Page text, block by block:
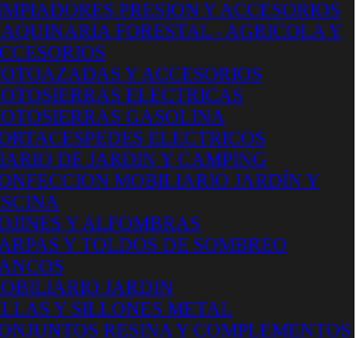
PRESION Y ACCESORIOS
FORESTAL - AGRICOLA Y
Y ACCESORIOS
ELECTRICAS
GASOLINA
ELECTRICOS
DE JARDIN Y CAMPING
MOBILIARIO JARDÍN Y
Y ALFOMBRAS
Y TOLDOS DE SOMBREO
JARDIN
Y SILLONES METAL
RESINA Y COMPLEMENTOS